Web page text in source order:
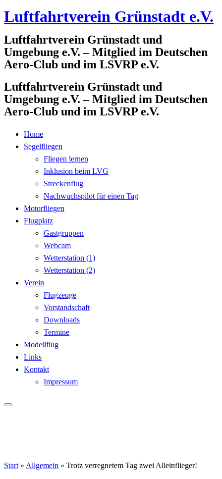
Zum
springen
Luftfahrtverein Grünstadt e.V.
Luftfahrtverein Grünstadt und
Umgebung e.V. – Mitglied im Deutschen
Aero-Club und im LSVRP e.V.
Luftfahrtverein Grünstadt und
Umgebung e.V. – Mitglied im Deutschen
Aero-Club und im LSVRP e.V.
Home
Segelfliegen
Fliegen lernen
Inklusion beim LVG
Streckenflug
Nachwuchspilot für einen Tag
Motorfliegen
Flugplatz
Gastgruppen
Webcam
Wetterstation (1)
Wetterstation (2)
Verein
Flugzeuge
Vorstandschaft
Downloads
Termine
Modellflug
Links
Kontakt
Impressum
Start » Allgemein » Trotz verregnetem Tag zwei Alleinflieger!